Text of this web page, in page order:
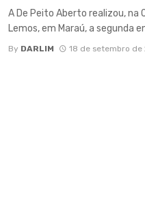
A De Peito Aberto realizou, na
Lemos, em Maraú, a segunda
By DARLIM 18 de setembro de